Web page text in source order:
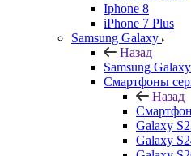
Iphone 8
iPhone 7 Plus
Samsung Galaxy
Назад
Samsung Galaxy
Смартфоны
Назад
Galaxy
Galaxy